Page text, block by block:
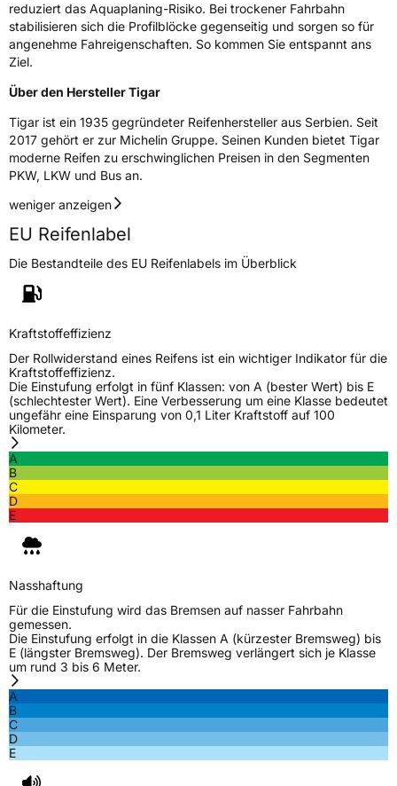
ModellnameSUV Summer
FahrzeugartPKW & SUV
Weitere Eigenschaften
SchlauchtypTL
ZustandNeureifen
Verstärkt
NasshaftungC
Rollgeräusch (Klasse)B
Rollgeräusch (dB)
FahrzeugklasseC1
3PMSF / Schneeflockensymbol / Alpine-SymbolNein
Eisgrip
EPREL ID
Allgemeine Produktsicherheit (GPSR)
HerstellerkontaktMANUFACTURE FRANCAISE DES
PNEUMATIQUES MICHELIN, place des
Ferrand Frankreich, contact@tc.michelin.eu
reduziert das Aquaplaning-Risiko. Bei trockener Fahrbahn
stabilisieren sich die Profilblöcke gegenseitig und sorgen so für
angenehme Fahreigenschaften. So kommen Sie entspannt ans
Ziel.
Über den Hersteller Tigar
Tigar ist ein 1935 gegründeter Reifenhersteller aus Serbien. Seit
2017 gehört er zur Michelin Gruppe. Seinen Kunden bietet Tigar
moderne Reifen zu erschwinglichen Preisen in den Segmenten
PKW, LKW und Bus an.
weniger anzeigen
EU Reifenlabel
Die Bestandteile des EU Reifenlabels im Überblick
Kraftstoffeffizienz
Der Rollwiderstand eines Reifens ist ein wichtiger Indikator für die
Kraftstoffeffizienz.
Die Einstufung erfolgt in fünf Klassen: von A (bester Wert) bis E
(schlechtester Wert). Eine Verbesserung um eine Klasse bedeutet
ungefähr eine Einsparung von 0,1 Liter Kraftstoff auf 100
Kilometer.
A
B
C
D
E
Nasshaftung
Für die Einstufung wird das Bremsen auf nasser Fahrbahn
gemessen.
Die Einstufung erfolgt in die Klassen A (kürzester Bremsweg) bis
E (längster Bremsweg). Der Bremsweg verlängert sich je Klasse
um rund 3 bis 6 Meter.
A
B
C
D
E